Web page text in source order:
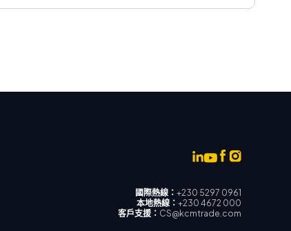
國際熱線： +230 5297 0961
本地熱線： +230 4672 000
客戶支援： CS@kcmtrade.com